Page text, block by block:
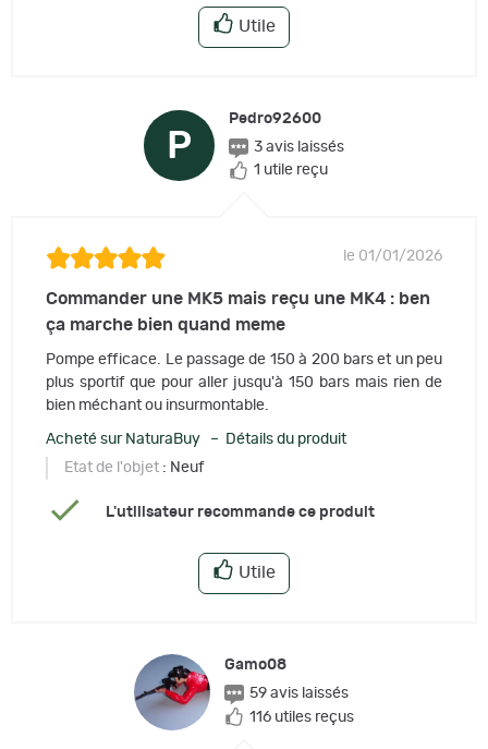
Utile
P
Pedro92600
3 avis laissés
1 utile reçu
le 01/01/2026
Commander une MK5 mais reçu une MK4 : ben
ça marche bien quand meme
Pompe efficace. Le passage de 150 à 200 bars et un peu
plus sportif que pour aller jusqu'à 150 bars mais rien de
bien méchant ou insurmontable.
Acheté sur NaturaBuy – Détails du produit
Etat de l'objet : Neuf
L'utilisateur recommande ce produit
Utile
Gamo08
59 avis laissés
116 utiles reçus